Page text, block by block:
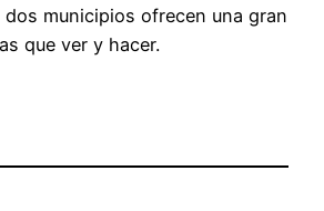
municipios ofrecen una gran
que ver y hacer.